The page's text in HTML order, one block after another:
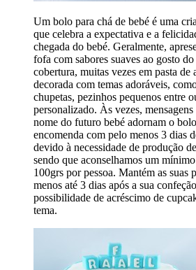
Um bolo para chá de bebé é uma
que celebra a expectativa e a
chegada do bebé. Geralmente,
fofa com sabores suaves ao gosto
cobertura, muitas vezes em pasta de
decorada com temas adoráveis,
chupetas, pezinhos pequenos entre
personalizado. Às vezes,
nome do futuro bebé adornam o
encomenda com pelo menos 3 dias
devido à necessidade de produção
sendo que aconselhamos um
100grs por pessoa. Mantém as suas
menos até 3 dias após a sua
possibilidade de acréscimo de
tema.